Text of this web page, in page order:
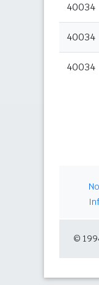
40034
40034
40034
©